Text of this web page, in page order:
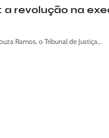
revolução na
Ramos, o Tribunal de Justiça…